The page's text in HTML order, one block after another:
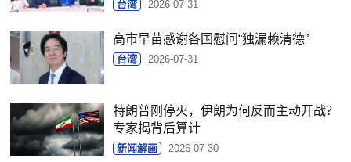
台湾 2026-07-31
高市早苗感谢各国慰问“独漏赖清德”
台湾 2026-07-31
特朗普刚停火，伊朗为何反而主动开战？
专家揭背后算计
新闻解画 2026-07-30